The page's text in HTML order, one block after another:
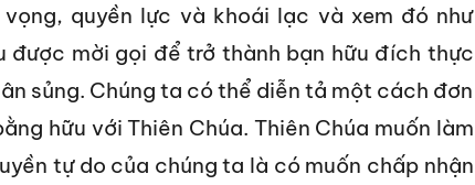
quyền lực và khoái lạc và xem đó như
mời gọi để trở thành bạn hữu đích thực
sủng. Chúng ta có thể diễn tả một cách đơn
hữu với Thiên Chúa. Thiên Chúa muốn làm
tự do của chúng ta là có muốn chấp nhận